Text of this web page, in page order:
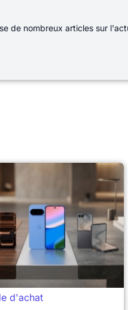
de nombreux articles sur
d'achat